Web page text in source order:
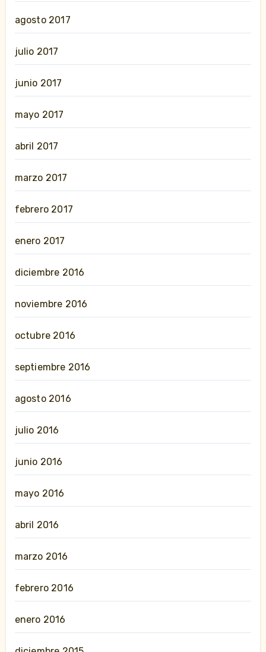
agosto 2017
julio 2017
junio 2017
mayo 2017
abril 2017
marzo 2017
febrero 2017
enero 2017
diciembre 2016
noviembre 2016
octubre 2016
septiembre 2016
agosto 2016
julio 2016
junio 2016
mayo 2016
abril 2016
marzo 2016
febrero 2016
enero 2016